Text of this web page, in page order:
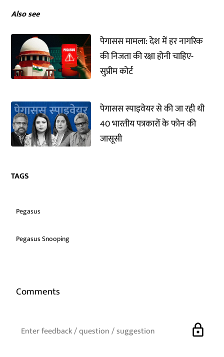
Also see
पेगासस मामला: देश में हर नागरिक
की निजता की रक्षा होनी चाहिए-
सुप्रीम कोर्ट
पेगासस स्पाइवेयर से की जा रही थी
40 भारतीय पत्रकारों के फोन की
जासूसी
TAGS
Pegasus
Pegasus Snooping
Comments
lock